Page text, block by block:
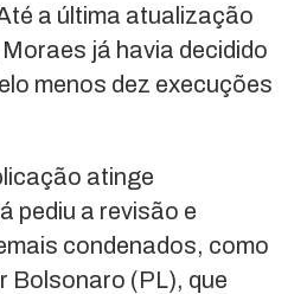
a última atualização
já havia decidido
menos dez execuções
atinge
pediu a revisão e
condenados, como
Bolsonaro (PL), que